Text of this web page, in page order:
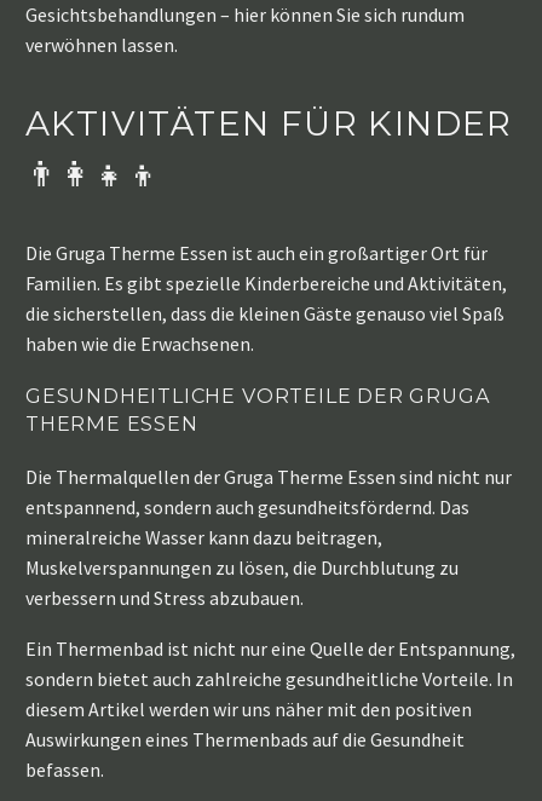
Gesichtsbehandlungen – hier können Sie sich rundum
verwöhnen lassen.
AKTIVITÄTEN FÜR KINDER
👨‍👩‍👧‍👦
Die Gruga Therme Essen ist auch ein großartiger Ort für
Familien. Es gibt spezielle Kinderbereiche und Aktivitäten,
die sicherstellen, dass die kleinen Gäste genauso viel Spaß
haben wie die Erwachsenen.
GESUNDHEITLICHE VORTEILE DER GRUGA
THERME ESSEN
Die Thermalquellen der Gruga Therme Essen sind nicht nur
entspannend, sondern auch gesundheitsfördernd. Das
mineralreiche Wasser kann dazu beitragen,
Muskelverspannungen zu lösen, die Durchblutung zu
verbessern und Stress abzubauen.
Ein Thermenbad ist nicht nur eine Quelle der Entspannung,
sondern bietet auch zahlreiche gesundheitliche Vorteile. In
diesem Artikel werden wir uns näher mit den positiven
Auswirkungen eines Thermenbads auf die Gesundheit
befassen.